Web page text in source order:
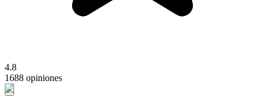
4.8
1688 opiniones